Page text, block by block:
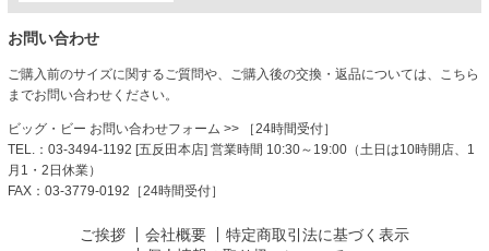
お問い合わせ
ご購入前のサイズに関するご質問や、ご購入後の交換・返品については、こちら
までお問い合わせください。
ビッグ・ビー お問い合わせフォーム >> ［24時間受付］
TEL.：03-3494-1192 [五反田本店] 営業時間 10:30～19:00（土日は10時開店、1
月1・2日休業）
FAX：03-3779-0192［24時間受付］
ご挨拶 会社概要
特定商取引法に基づく表示